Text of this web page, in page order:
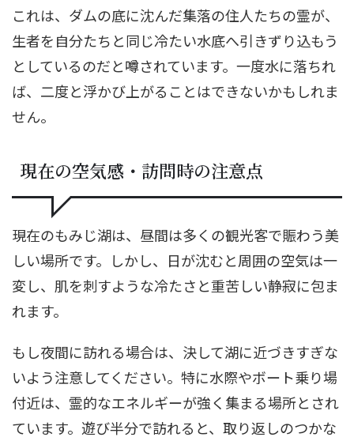
これは、ダムの底に沈んだ集落の住人たちの霊が、
生者を自分たちと同じ冷たい水底へ引きずり込もう
としているのだと噂されています。一度水に落ちれ
ば、二度と浮かび上がることはできないかもしれま
せん。
現在の空気感・訪問時の注意点
現在のもみじ湖は、昼間は多くの観光客で賑わう美
しい場所です。しかし、日が沈むと周囲の空気は一
変し、肌を刺すような冷たさと重苦しい静寂に包ま
れます。
もし夜間に訪れる場合は、決して湖に近づきすぎな
いよう注意してください。特に水際やボート乗り場
付近は、霊的なエネルギーが強く集まる場所とされ
ています。遊び半分で訪れると、取り返しのつかな